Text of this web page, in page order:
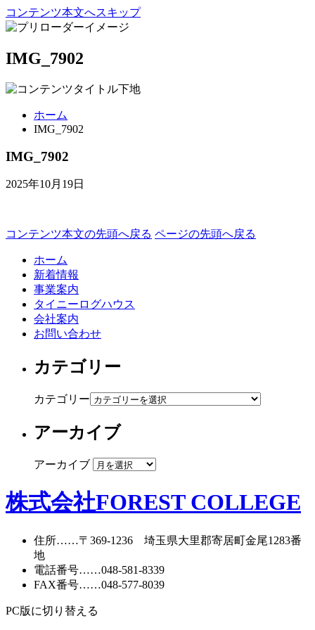
コンテンツ本文へスキップ
IMG_7902
ホーム
IMG_7902
IMG_7902
2025年10月19日
コンテンツ本文の先頭へ戻る ページの先頭へ戻る
ホーム
新着情報
事業案内
タイニーログハウス
会社案内
お問い合わせ
カテゴリー
カテゴリー
アーカイブ
アーカイブ
株式会社FOREST COLLEGE
住所……〒369-1236 埼玉県大里郡寄居町金尾1283番
地
電話番号……048-581-8339
FAX番号……048-577-8039
PC版に切り替える